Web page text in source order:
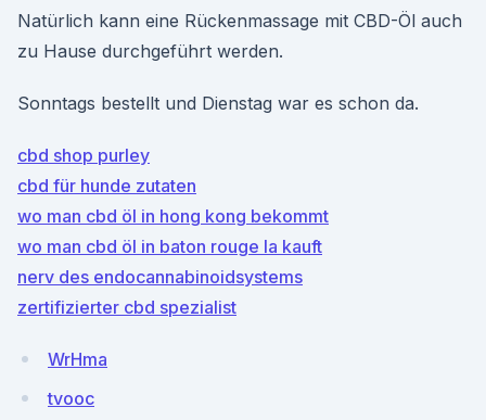
Natürlich kann eine Rückenmassage mit CBD-Öl auch
zu Hause durchgeführt werden.
Sonntags bestellt und Dienstag war es schon da.
cbd shop purley
cbd für hunde zutaten
wo man cbd öl in hong kong bekommt
wo man cbd öl in baton rouge la kauft
nerv des endocannabinoidsystems
zertifizierter cbd spezialist
WrHma
tvooc